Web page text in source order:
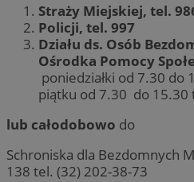
Straży Miejskiej, tel.
Policji, tel. 997
Działu ds. Osób
Ośrodka Pomocy
poniedziałki od 7.30 do
piątku od 7.30 do 15.30
lub całodobowo do
Schroniska dla Bezdomnych
138 tel. (32) 202-38-73